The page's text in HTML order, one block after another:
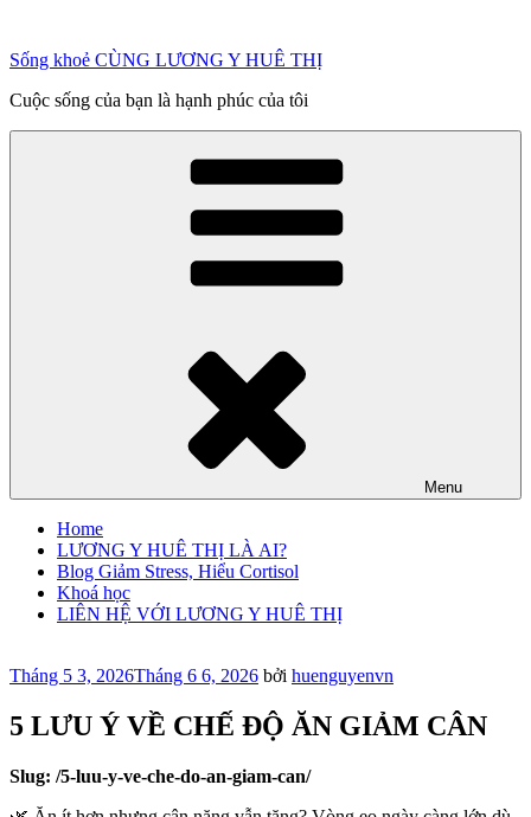
phần
dung
Sống khoẻ CÙNG LƯƠNG Y HUÊ THỊ
Cuộc sống của bạn là hạnh phúc của tôi
Menu
Home
LƯƠNG Y HUÊ THỊ LÀ AI?
Blog Giảm Stress, Hiểu Cortisol
Khoá học
LIÊN HỆ VỚI LƯƠNG Y HUÊ THỊ
Đăng
Tháng 5 3, 2026Tháng 6 6, 2026 bởi huenguyenvn
5 LƯU Ý VỀ CHẾ ĐỘ ĂN GIẢM CÂN
Slug: /5-luu-y-ve-che-do-an-giam-can/